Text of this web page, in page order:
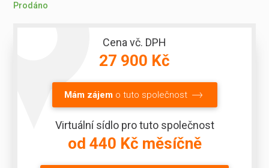
Prodáno
Cena vč. DPH
27 900 Kč
Mám zájemo tuto společnost
Virtuální sídlo pro tuto společnost
od 440 Kč měsíčně